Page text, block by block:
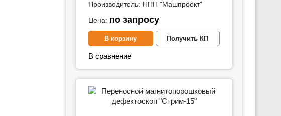
Производитель: НПП "Машпроект"
Цена: по запросу
В корзину Получить КП
В сравнение